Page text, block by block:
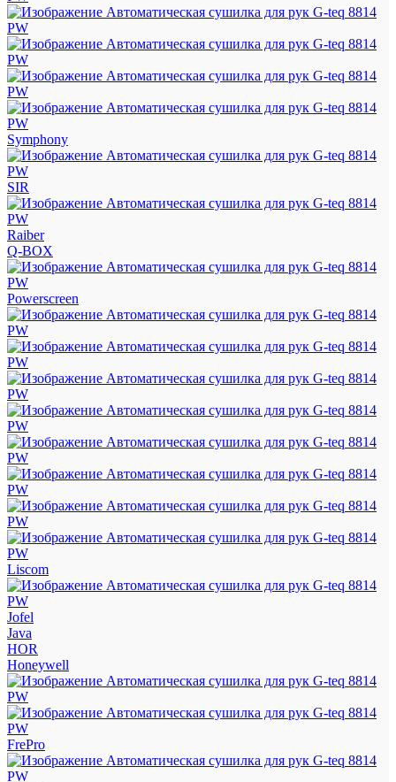
Symphony
SIR
Raiber
Q-BOX
Powerscreen
Liscom
Jofel
Java
HOR
Honeywell
FrePro